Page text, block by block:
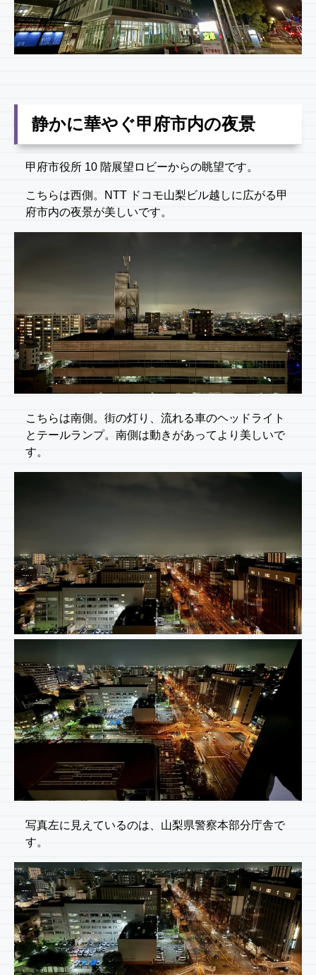
静かに華やぐ甲府市内の夜景
甲府市役所 10 階展望ロビーからの眺望です。
こちらは西側。NTT ドコモ山梨ビル越しに広がる甲
府市内の夜景が美しいです。
こちらは南側。街の灯り、流れる車のヘッドライト
とテールランプ。南側は動きがあってより美しいで
す。
写真左に見えているのは、山梨県警察本部分庁舎で
す。